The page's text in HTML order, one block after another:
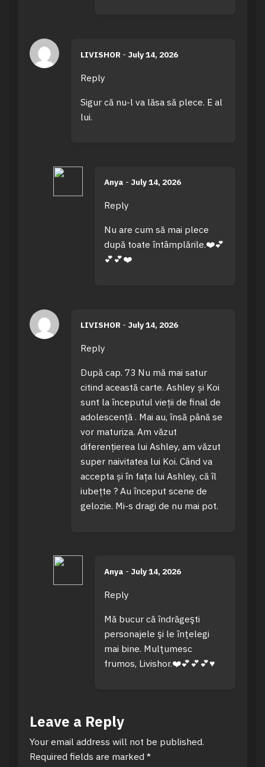
LIVISHOR - July 14, 2026
Reply
Sigur că nu-l va lăsa să plece. E al
lui.
Anya - July 14, 2026
Reply
Nu are cum să mai plece
după toate întâmplările.❤️💕
💕💕❤️
LIVISHOR - July 14, 2026
Reply
După cap. 73 Nu mă mai satur
citind această carte. Ashley și Koi
sunt la începutul vieții de final de
adolescență . Mai au, însă până se
vor maturiza. Am văzut
diferențierea lui Ashley, am văzut
super naivitatea lui Koi. Când va
accepta și în fața lui Ashley, că îl
iubețte ? Au început scene de
gelozie. Mi-s dragi de nu mai pot.
Anya - July 14, 2026
Reply
Mă bucur că îndrăgeşti
personajele şi le înţelegi
mai bine. Mulţumesc
frumos, Livishor.❤️💕💕💕♥️
Leave a Reply
Your email address will not be published.
Required fields are marked *